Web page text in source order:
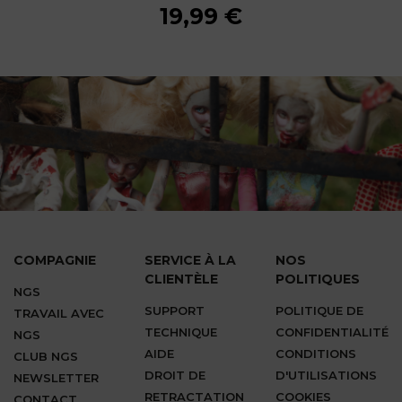
19,99 €
19,99 €
19,99 €
19,99 €
19,99 €
19,99 €
19,99 €
19,99 €
19,99 €
COMPAGNIE
NGS
TRAVAIL AVEC
NGS
CLUB NGS
NEWSLETTER
SERVICE À LA
CLIENTÈLE
SUPPORT
TECHNIQUE
AIDE
DROIT DE
RETRACTATION
NOS
POLITIQUES
POLITIQUE DE
CONFIDENTIALITÉ
CONDITIONS
D'UTILISATIONS
COOKIES